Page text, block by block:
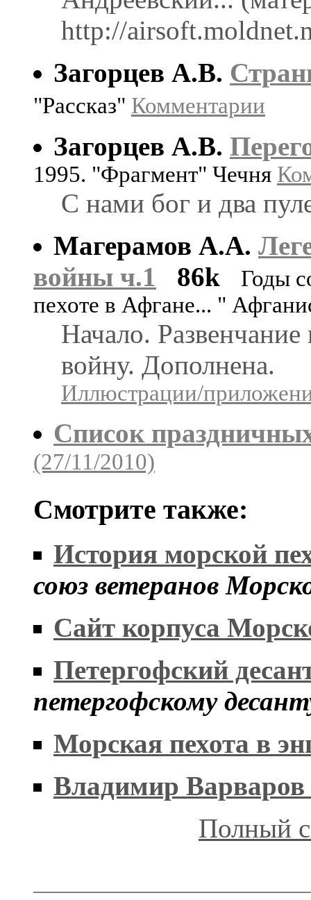
http://
Загорцев А.В.
"Рассказ" Комментарии
Загорцев А.В.
1995. "Фрагмент" Чечня
С нами бог и два
Магерамов А.А.
войны ч.1
86k
Годы
пехоте в Афгане... "
Начало.
войну. Дополнена.
Иллюстрации/
Список
(27/11/2010)
Смотрите также:
История морской
союз ветеранов
Сайт корпуса
Петергофский
петергофскому
Морская пехота в
Владимир
Полный